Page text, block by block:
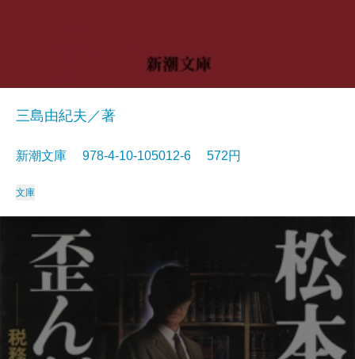
三島由紀夫／著
新潮文庫 978-4-10-105012-6 572円
文庫